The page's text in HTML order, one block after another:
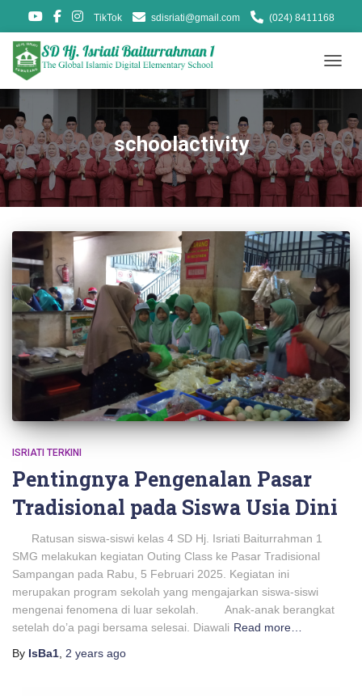
TikTok sdisriati@gmail.com (024) 8411168
schoolactivity
ISRIATI TERKINI
Pentingnya Pengenalan Pasar
Tradisional pada Siswa Usia Dini
Ratusan siswa-siswi kelas 4 SD Hj. Isriati Baiturrahman 1
SMG melakukan kegiatan Outing Class ke Pasar Tradisional
Sampangan pada Rabu, 5 Februari 2025. Kegiatan ini
merupakan program sekolah yang mengajarkan siswa-siswi
mengenai fenomena di luar sekolah. Anak-anak berangkat
setelah do’a pagi bersama selesai. Diawali Read more…
By IsBa1 2 years ago